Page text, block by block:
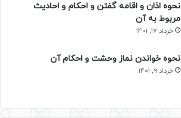
نحوه اذان و اقامه گفتن و احکام و احادیث
مربوط به آن
خرداد 17, 1401
نحوه خواندن نماز وحشت و احکام آن
خرداد 9, 1401